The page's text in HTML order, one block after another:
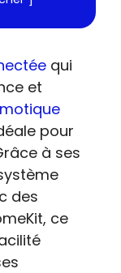
qui
et
pour
à ses
des
ce